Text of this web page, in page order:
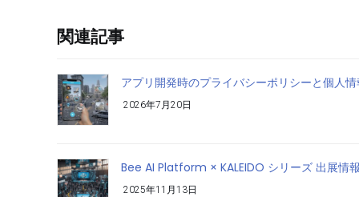
関連記事
アプリ開発時のプライバシーポリシーと個人
2026年7月20日
Bee AI Platform × KALEIDO シリーズ 出展情
2025年11月13日